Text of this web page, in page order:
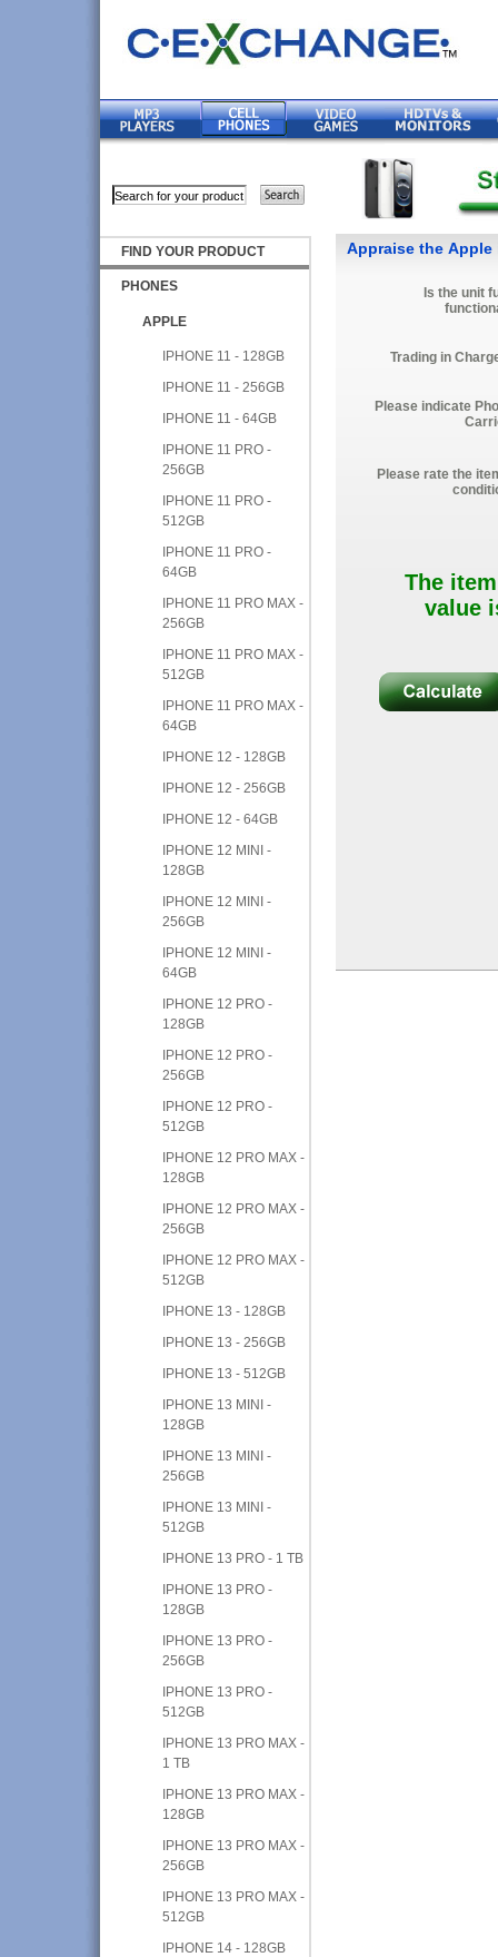
FIND YOUR PRODUCT
PHONES
APPLE
IPHONE 11 - 128GB
IPHONE 11 - 256GB
IPHONE 11 - 64GB
IPHONE 11 PRO -
256GB
IPHONE 11 PRO -
512GB
IPHONE 11 PRO -
64GB
IPHONE 11 PRO MAX -
256GB
IPHONE 11 PRO MAX -
512GB
IPHONE 11 PRO MAX -
64GB
IPHONE 12 - 128GB
IPHONE 12 - 256GB
IPHONE 12 - 64GB
IPHONE 12 MINI -
128GB
IPHONE 12 MINI -
256GB
IPHONE 12 MINI -
64GB
IPHONE 12 PRO -
128GB
IPHONE 12 PRO -
256GB
IPHONE 12 PRO -
512GB
IPHONE 12 PRO MAX -
128GB
IPHONE 12 PRO MAX -
256GB
IPHONE 12 PRO MAX -
512GB
IPHONE 13 - 128GB
IPHONE 13 - 256GB
IPHONE 13 - 512GB
IPHONE 13 MINI -
128GB
IPHONE 13 MINI -
256GB
IPHONE 13 MINI -
512GB
IPHONE 13 PRO - 1 TB
IPHONE 13 PRO -
128GB
IPHONE 13 PRO -
256GB
IPHONE 13 PRO -
512GB
IPHONE 13 PRO MAX -
1 TB
IPHONE 13 PRO MAX -
128GB
IPHONE 13 PRO MAX -
256GB
IPHONE 13 PRO MAX -
512GB
IPHONE 14 - 128GB
Appraise the Apple
Is the unit
Trading in
Please indicate
Please rate the
The
value